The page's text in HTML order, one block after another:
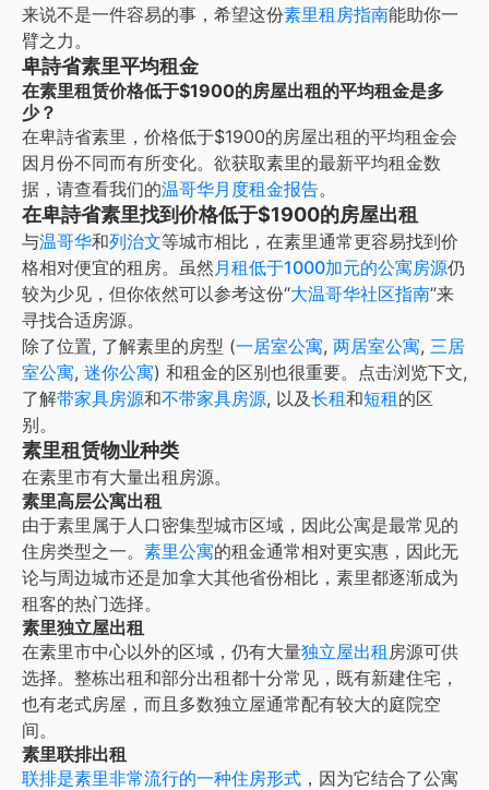
来说不是一件容易的事，希望这份素里租房指南能助你一
臂之力。
卑詩省素里平均租金
在素里租赁价格低于$1900的房屋出租的平均租金是多
少？
在卑詩省素里 ， 价格低于$1900的房屋出租的平均租金会
因月份不同而有所变化。欲获取素里的最新平均租金数
据，请查看我们的温哥华月度租金报告。
在卑詩省素里找到价格低于$1900的房屋出租
与温哥华和列治文等城市相比，在素里通常更容易找到价
格相对便宜的租房。虽然 月租低于1000加元的公寓房源仍
较为少见，但你依然可以参考这份“大温哥华社区指南”来
寻找合适房源。
除了位置, 了解素里的房型 (一居室公寓, 两居室公寓, 三居
室公寓, 迷你公寓) 和租金的区别也很重要。点击浏览下文,
了解带家具房源和不带家具房源, 以及长租和短租的区
别。
素里租赁物业种类
在素里市有大量出租房源。
素里高层公寓出租
由于素里属于人口密集型城市区域，因此公寓是最常见的
住房类型之一。 素里公寓的租金通常相对更实惠，因此无
论与周边城市还是加拿大其他省份相比，素里都逐渐成为
租客的热门选择。
素里独立屋出租
在素里市中心以外的区域，仍有大量独立屋出租 房源可供
选择。整栋出租和部分出租都十分常见，既有新建住宅，
也有老式房屋，而且多数独立屋通常配有较大的庭院空
间。
素里联排出租
联排是素里非常流行的一种住房形式 ，因为它结合了公寓